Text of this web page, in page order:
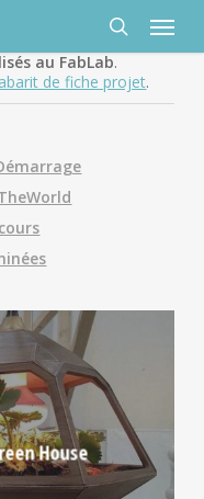
rechercher
Menu
au FabLab.
de fiche projet.
House